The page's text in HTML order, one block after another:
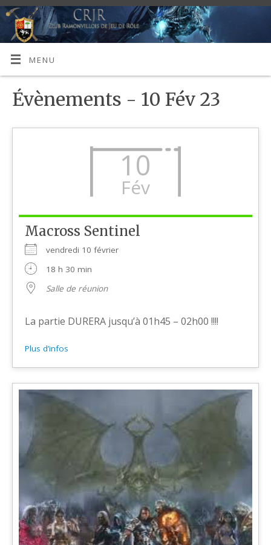
MENU
Évènements - 10 Fév 23
10
Fév
Macross Sentinel
vendredi 10 février
18 h 30 min
Salle de réunion
La partie DURERA jusqu’à 01h45 – 02h00 !!!!
Plus d’infos